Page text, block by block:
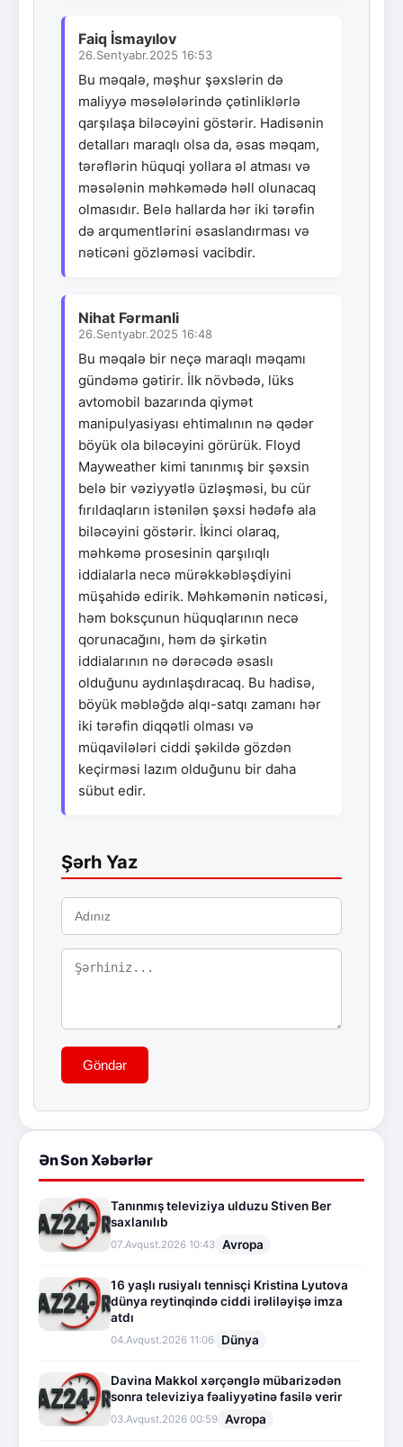
Faiq İsmayılov
26.Sentyabr.2025 16:53
Bu məqalə, məşhur şəxslərin də
maliyyə məsələlərində çətinliklərlə
qarşılaşa biləcəyini göstərir. Hadisənin
detalları maraqlı olsa da, əsas məqam,
tərəflərin hüquqi yollara əl atması və
məsələnin məhkəmədə həll olunacaq
olmasıdır. Belə hallarda hər iki tərəfin
də arqumentlərini əsaslandırması və
nəticəni gözləməsi vacibdir.
Nihat Fərmanli
26.Sentyabr.2025 16:48
Bu məqalə bir neçə maraqlı məqamı
gündəmə gətirir. İlk növbədə, lüks
avtomobil bazarında qiymət
manipulyasiyası ehtimalının nə qədər
böyük ola biləcəyini görürük. Floyd
Mayweather kimi tanınmış bir şəxsin
belə bir vəziyyətlə üzləşməsi, bu cür
fırıldaqların istənilən şəxsi hədəfə ala
biləcəyini göstərir. İkinci olaraq,
məhkəmə prosesinin qarşılıqlı
iddialarla necə mürəkkəbləşdiyini
müşahidə edirik. Məhkəmənin nəticəsi,
həm boksçunun hüquqlarının necə
qorunacağını, həm də şirkətin
iddialarının nə dərəcədə əsaslı
olduğunu aydınlaşdıracaq. Bu hadisə,
böyük məbləğdə alqı-satqı zamanı hər
iki tərəfin diqqətli olması və
müqavilələri ciddi şəkildə gözdən
keçirməsi lazım olduğunu bir daha
sübut edir.
Şərh Yaz
Göndər
Ən Son Xəbərlər
Tanınmış televiziya ulduzu Stiven Ber
saxlanılıb
07.Avqust.2026 10:43 Avropa
16 yaşlı rusiyalı tennisçi Kristina Lyutova
dünya reytinqində ciddi irəliləyişə imza
atdı
04.Avqust.2026 11:06 Dünya
Davina Makkol xərçənglə mübarizədən
sonra televiziya fəaliyyətinə fasilə verir
03.Avqust.2026 00:59 Avropa